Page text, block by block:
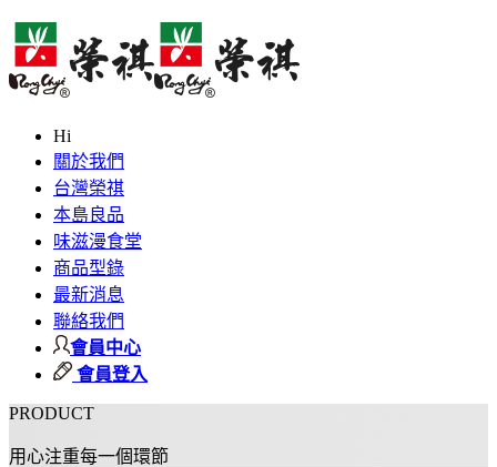
Hi
關於我們
台灣榮祺
本島良品
味滋漫食堂
商品型錄
最新消息
聯絡我們
會員中心
會員登入
PRODUCT
用心注重每一個環節